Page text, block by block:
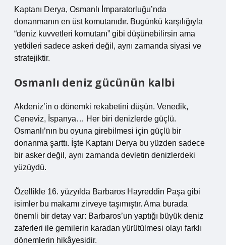
Kaptanı Derya, Osmanlı İmparatorluğu’nda
donanmanın en üst komutanıdır. Bugünkü karşılığıyla
“deniz kuvvetleri komutanı” gibi düşünebilirsin ama
yetkileri sadece askeri değil, aynı zamanda siyasi ve
stratejiktir.
Osmanlı deniz gücünün kalbi
Akdeniz’in o dönemki rekabetini düşün. Venedik,
Ceneviz, İspanya… Her biri denizlerde güçlü.
Osmanlı’nın bu oyuna girebilmesi için güçlü bir
donanma şarttı. İşte Kaptanı Derya bu yüzden sadece
bir asker değil, aynı zamanda devletin denizlerdeki
yüzüydü.
Özellikle 16. yüzyılda Barbaros Hayreddin Paşa gibi
isimler bu makamı zirveye taşımıştır. Ama burada
önemli bir detay var: Barbaros’un yaptığı büyük deniz
zaferleri ile gemilerin karadan yürütülmesi olayı farklı
dönemlerin hikâyesidir.